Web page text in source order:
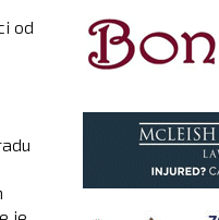
od